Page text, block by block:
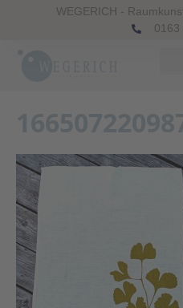
WEGERICH -
0163